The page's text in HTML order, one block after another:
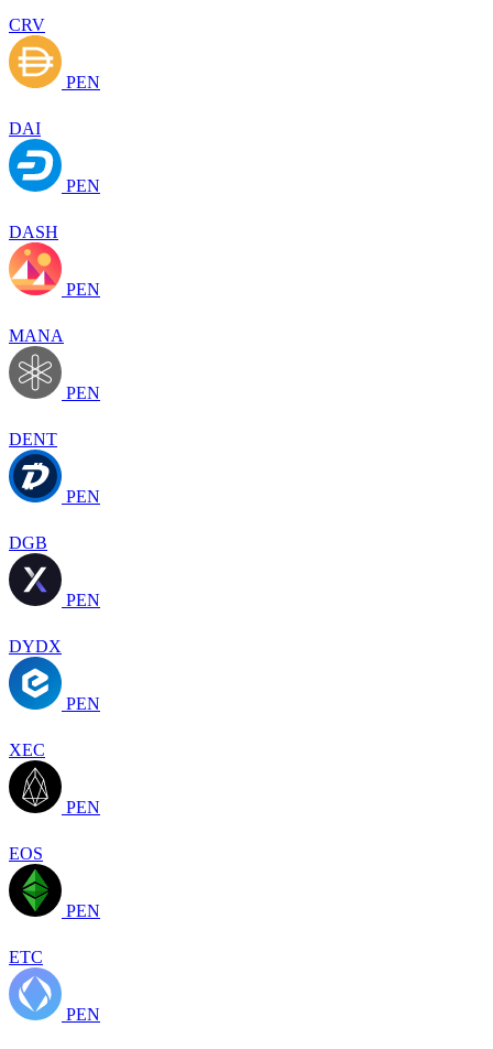
CRV
PEN
DAI
PEN
DASH
PEN
MANA
PEN
DENT
PEN
DGB
PEN
DYDX
PEN
XEC
PEN
EOS
PEN
ETC
PEN